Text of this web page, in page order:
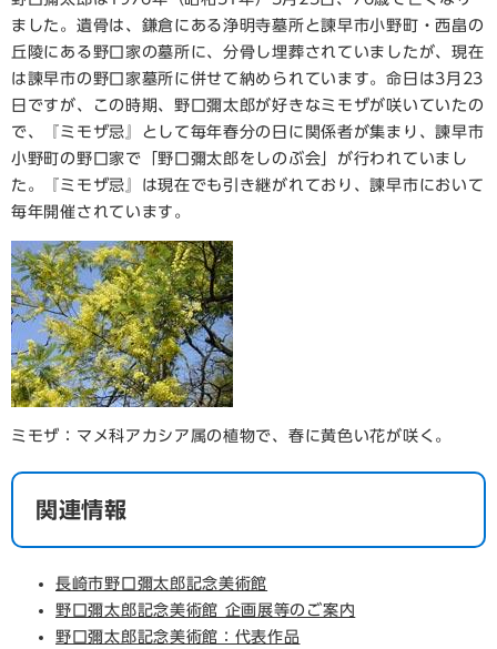
ました。遺骨は、鎌倉にある浄明寺墓所と諫早市小野町・西畠の
丘陵にある野口家の墓所に、分骨し埋葬されていましたが、現在
は諫早市の野口家墓所に併せて納められています。命日は3月23
日ですが、この時期、野口彌太郎が好きなミモザが咲いていたの
で、『ミモザ忌』として毎年春分の日に関係者が集まり、諫早市
小野町の野口家で「野口彌太郎をしのぶ会」が行われていまし
た。『ミモザ忌』は現在でも引き継がれており、諫早市において
毎年開催されています。
ミモザ：マメ科アカシア属の植物で、春に黄色い花が咲く。
関連情報
長崎市野口彌太郎記念美術館
野口彌太郎記念美術館 企画展等のご案内
野口彌太郎記念美術館：代表作品